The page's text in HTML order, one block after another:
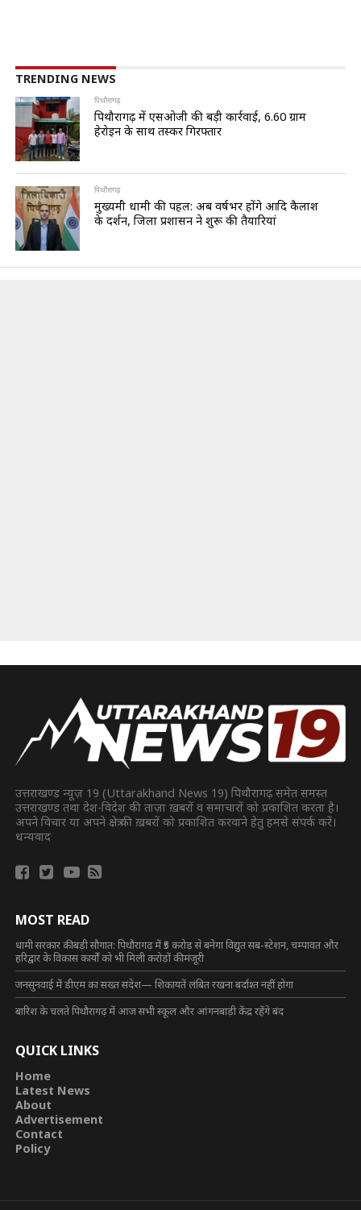
TRENDING NEWS
पिथौरागढ़
पिथौरागढ़ में एसओजी की बड़ी कार्रवाई, 6.60 ग्राम
हेरोइन के साथ तस्कर गिरफ्तार
पिथौरागढ़
मुख्यमंत्री धामी की पहल: अब वर्षभर होंगे आदि कैलाश
के दर्शन, जिला प्रशासन ने शुरू की तैयारियां
उत्तराखण्ड न्यूज़ 19 (Uttarakhand News 19) पिथौरागढ़ समेत समस्त
उत्तराखण्ड तथा देश-विदेश की ताज़ा ख़बरों व समाचारों को प्रकाशित करता है।
अपने विचार या अपने क्षेत्र की ख़बरों को प्रकाशित करवाने हेतु हमसे संपर्क करें।
धन्यवाद
MOST READ
धामी सरकार की बड़ी सौगात: पिथौरागढ़ में ₹5 करोड़ से बनेगा विद्युत सब-स्टेशन, चम्पावत और
हरिद्वार के विकास कार्यों को भी मिली करोड़ों की मंजूरी
जनसुनवाई में डीएम का सख्त संदेश— शिकायतें लंबित रखना बर्दाश्त नहीं होगा
बारिश के चलते पिथौरागढ़ में आज सभी स्कूल और आंगनबाड़ी केंद्र रहेंगे बंद
QUICK LINKS
Home
Latest News
About
Advertisement
Contact
Policy